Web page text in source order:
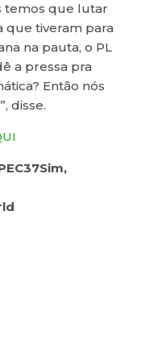
temos que lutar
que tiveram para
na pauta, o PL
a pressa pra
Então nós
disse.